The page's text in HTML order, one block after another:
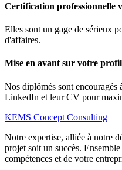
Certification professionnelle
Elles sont un gage de sérieux
d'affaires.
Mise en avant sur votre
Nos diplômés sont
LinkedIn et leur CV pour
KEMS Concept Consulting
Notre expertise, alliée à notre
projet soit un succès.
compétences et de votre